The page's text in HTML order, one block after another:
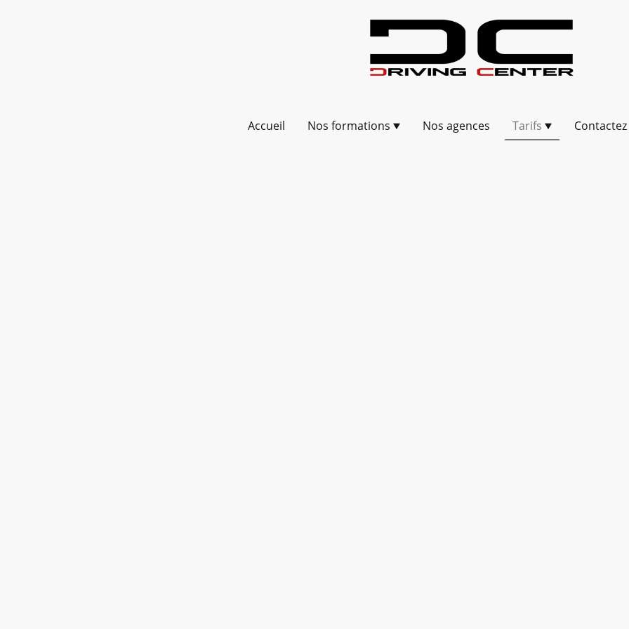
Accueil Nos formations Nos agences Tarifs